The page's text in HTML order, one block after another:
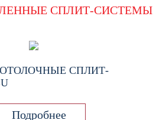
СПЛИТ-СИСТЕМЫ
СПЛИТ-
Подробнее